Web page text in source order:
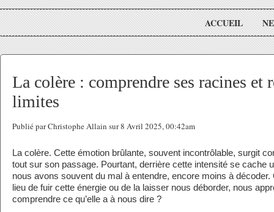
ACCUEIL
La colère : comprendre ses racines et
limites
Publié par Christophe Allain sur 8 Avril 2025, 00:42am
La colère. Cette émotion brûlante, souvent incontrôlable, surgit
tout sur son passage. Pourtant, derrière cette intensité se cache
nous avons souvent du mal à entendre, encore moins à
lieu de fuir cette énergie ou de la laisser nous déborder, nous
comprendre ce qu’elle a à nous dire ?